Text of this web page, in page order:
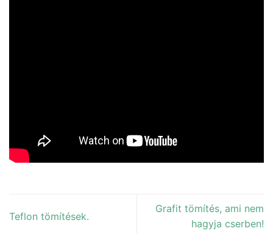
Teflon tömítések.
Grafit tömítés, ami nem
hagyja cserben!